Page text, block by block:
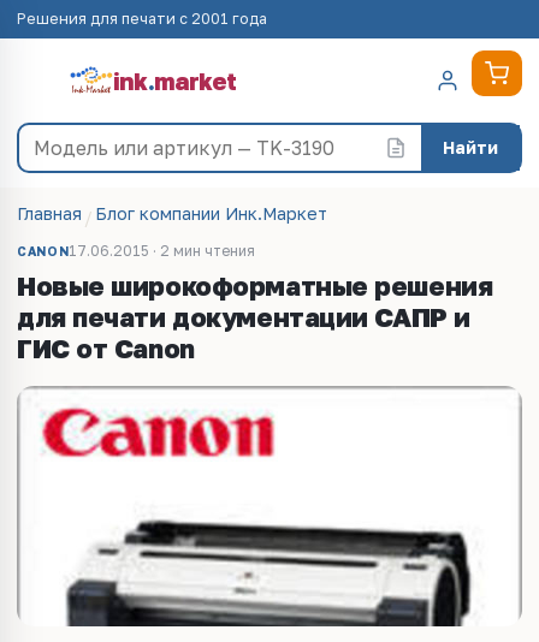
Решения для печати с 2001 года
ink.market
Найти
Главная Блог компании Инк.Маркет
CANON17.06.2015 · 2 мин чтения
Новые широкоформатные решения
для печати документации САПР и
ГИС от Canon